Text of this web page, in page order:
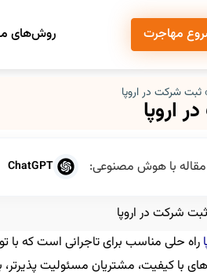
روش‌های مهاجرت
ثبت شرکت در اروپا
اروپا
با هوش مصنوعی: ChatGPT
شرکت در اروپا
راه حلی مناسب برای تاجرانی است که با
با کیفیت، مشتریان مسئولیت پذیرتر،